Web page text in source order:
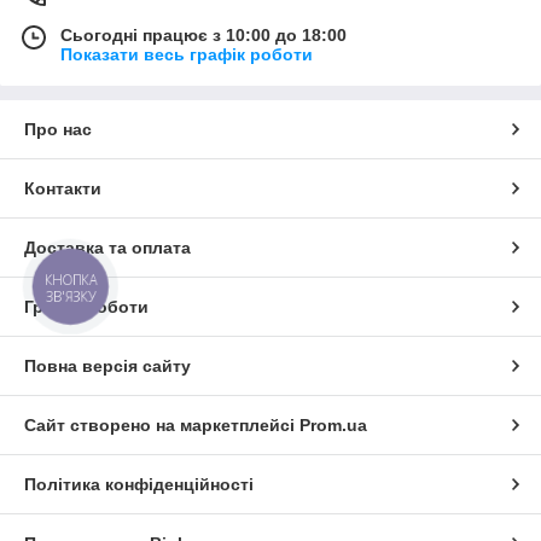
Сьогодні працює з 10:00 до 18:00
Показати весь графік роботи
Про нас
Контакти
Доставка та оплата
Графік роботи
Повна версія сайту
Сайт створено на маркетплейсі Prom.ua
Політика конфіденційності
КНОПКА
ЗВ'ЯЗКУ